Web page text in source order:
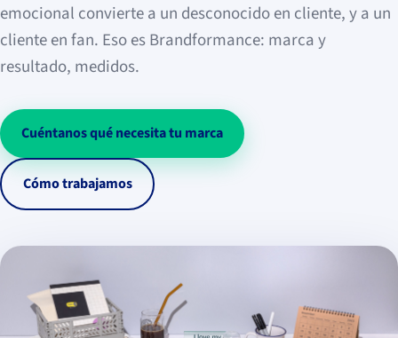
emocional convierte a un desconocido en cliente, y a un
cliente en fan. Eso es Brandformance: marca y
resultado, medidos.
Cuéntanos qué necesita tu marca
Cómo trabajamos